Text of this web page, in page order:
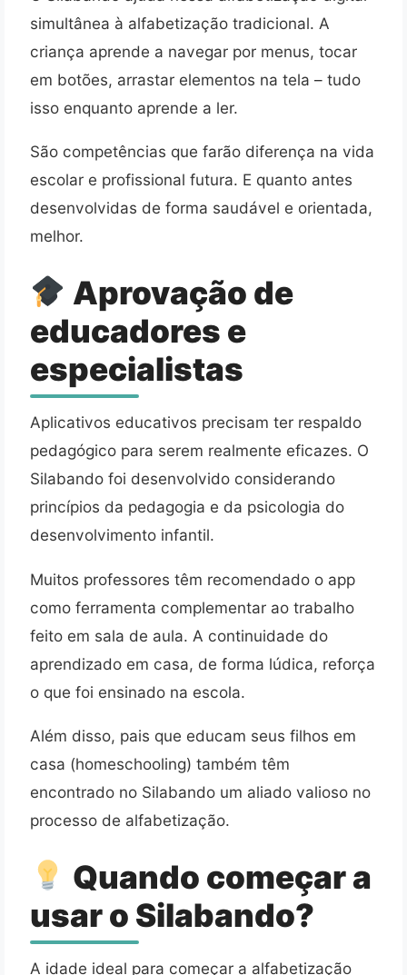
simultânea à alfabetização tradicional. A
criança aprende a navegar por menus, tocar
em botões, arrastar elementos na tela – tudo
isso enquanto aprende a ler.
São competências que farão diferença na vida
escolar e profissional futura. E quanto antes
desenvolvidas de forma saudável e orientada,
melhor.
Aprovação de
educadores e
especialistas
Aplicativos educativos precisam ter respaldo
pedagógico para serem realmente eficazes. O
Silabando foi desenvolvido considerando
princípios da pedagogia e da psicologia do
desenvolvimento infantil.
Muitos professores têm recomendado o app
como ferramenta complementar ao trabalho
feito em sala de aula. A continuidade do
aprendizado em casa, de forma lúdica, reforça
o que foi ensinado na escola.
Além disso, pais que educam seus filhos em
casa (homeschooling) também têm
encontrado no Silabando um aliado valioso no
processo de alfabetização.
Quando começar a
usar o Silabando?
A idade ideal para começar a alfabetização